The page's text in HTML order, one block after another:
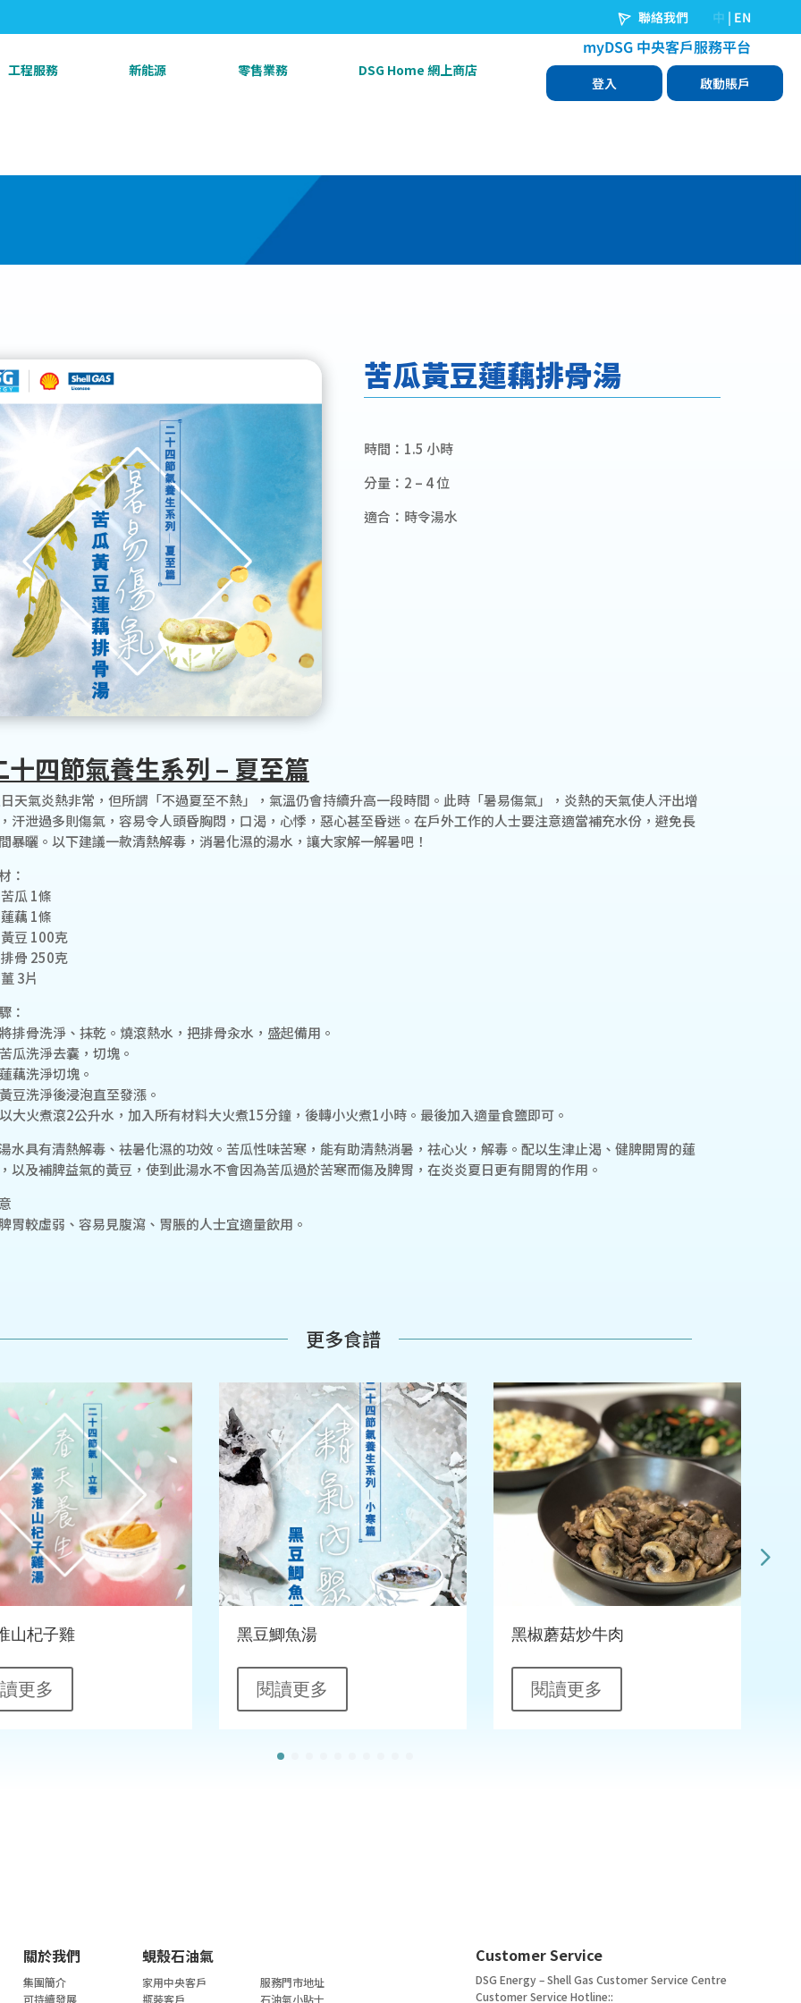
工程服務 新能源 零售業務 DSG Home 網上商店
苦瓜黃豆蓮藕排骨湯
時間：1.5 小時
分量：2 – 4 位
適合：時令湯水
十四節氣養生系列 – 夏至篇
天氣炎熱非常，但所謂「不過夏至不熱」，氣溫仍會持續升高一段時間。此時「暑易傷氣」，炎熱的天氣使人汗出增
汗泄過多則傷氣，容易令人頭昏胸悶，口渴，心悸，惡心甚至昏迷。在戶外工作的人士要注意適當補充水份，避免長
暴曬。以下建議一款清熱解毒，消暑化濕的湯水，讓大家解一解暑吧！
：
瓜 1條
藕 1條
豆 100克
骨 250克
3片
：
排骨洗淨、抹乾。燒滾熱水，把排骨汆水，盛起備用。
瓜洗淨去囊，切塊。
藕洗淨切塊。
豆洗淨後浸泡直至發漲。
大火煮滾2公升水，加入所有材料大火煮15分鐘，後轉小火煮1小時。最後加入適量食鹽即可。
水具有清熱解毒、袪暑化濕的功效。苦瓜性味苦寒，能有助清熱消暑，祛心火，解毒。配以生津止渴、健脾開胃的蓮
以及補脾益氣的黃豆，使到此湯水不會因為苦瓜過於苦寒而傷及脾胃，在炎炎夏日更有開胃的作用。
胃較虛弱、容易見腹瀉、胃脹的人士宜適量飲用。
更多食譜
山杞子雞
更多
黑豆鯽魚湯
閱讀更多
黑椒蘑菇炒牛肉
閱讀更多
關於我們 蜆殼石油氣
集團簡介
可持續發展
家用中央客戶
瓶裝客戶
服務門市地址
石油氣小貼士
Customer Service
DSG Energy – Shell Gas Customer Service Centre
Customer Service Hotline::